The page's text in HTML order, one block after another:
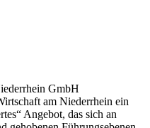
GmbH
am Niederrhein ein
Angebot, das sich an